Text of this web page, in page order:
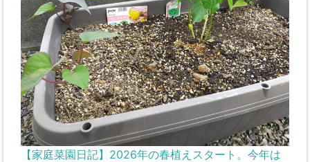
【家庭菜園日記】2026年の春植えスタート。今年は